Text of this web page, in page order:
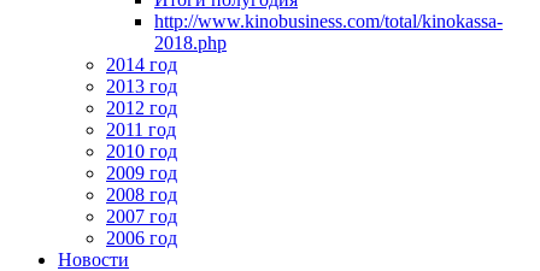
http://www.kinobusiness.com/total/kinokassa-
2018.php
2014 год
2013 год
2012 год
2011 год
2010 год
2009 год
2008 год
2007 год
2006 год
Новости